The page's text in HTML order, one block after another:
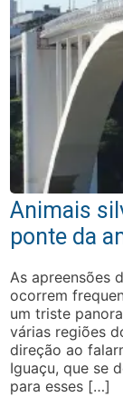
Animais
ponte da
Iguaçu
As apreensões
ocorrem
um triste
várias regiões
direção ao
Iguaçu, que se
para esses […]